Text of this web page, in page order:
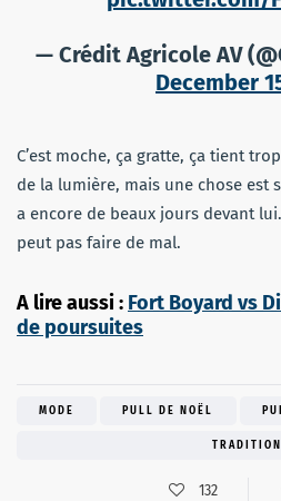
— Crédit Agricole AV
December
C’est moche, ça gratte, ça tient
de la lumière, mais une chose est
a encore de beaux jours devant
peut pas faire de mal.
A lire aussi : Fort Boyard vs
de poursuites
MODE PULL DE NOËL
TRADITION
132